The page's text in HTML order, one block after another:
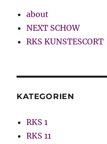
about
NEXT SCHOW
RKS KUNSTESCORT
KATEGORIEN
RKS 1
RKS 11